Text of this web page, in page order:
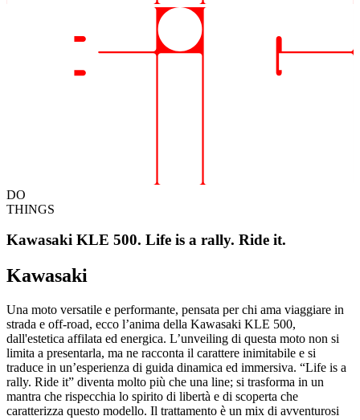
DO
THINGS
Kawasaki KLE 500. Life is a rally. Ride it.
Kawasaki
Una moto versatile e performante, pensata per chi ama viaggiare in
strada e off-road, ecco l’anima della Kawasaki KLE 500,
dall'estetica affilata ed energica. L’unveiling di questa moto non si
limita a presentarla, ma ne racconta il carattere inimitabile e si
traduce in un’esperienza di guida dinamica ed immersiva. “Life is a
rally. Ride it” diventa molto più che una line; si trasforma in un
mantra che rispecchia lo spirito di libertà e di scoperta che
caratterizza questo modello. Il trattamento è un mix di avventurosi